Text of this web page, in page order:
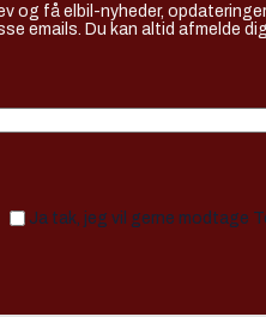
og få elbil-nyheder,
emails. Du kan altid afmelde
Ja tak, jeg vil gerne modtage